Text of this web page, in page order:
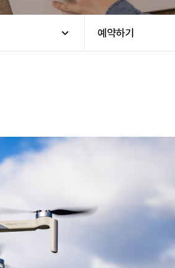
예약하기